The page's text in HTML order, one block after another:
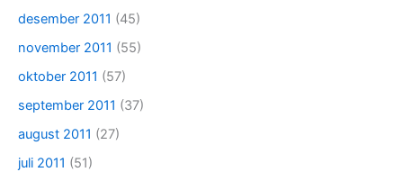
desember 2011 (45)
november 2011 (55)
oktober 2011 (57)
september 2011 (37)
august 2011 (27)
juli 2011 (51)